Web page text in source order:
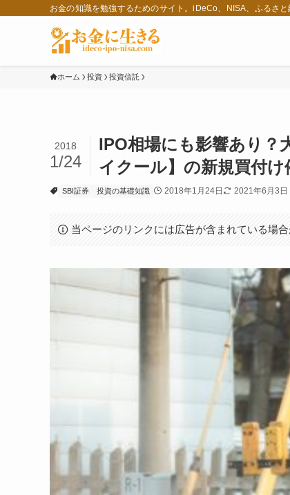
お金の知識を勉強するためのサイト。iDeCo、NISA、ふるさ
ホーム 投資 投資信託
IPO相場にも影響あり？
イクール】の新規買付け
2018
1/24
SBI証券 投資の基礎知識 2018年1月24日 2021年6月3日
当ページのリンクには広告が含まれている場合